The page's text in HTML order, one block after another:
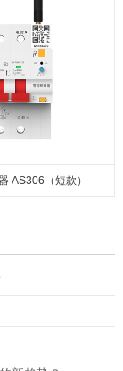
AS306（短款）